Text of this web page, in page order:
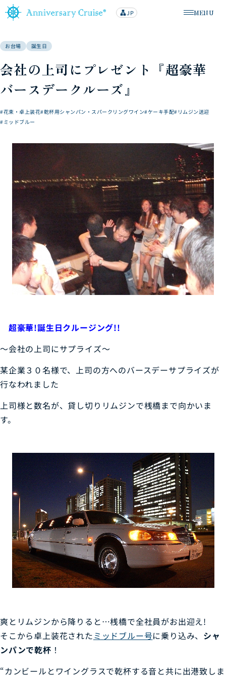
メニューを
MENU
lan
g
JP
お台場 誕生日
会社の上司にプレゼント『超豪華
バースデークルーズ』
#花束・卓上装花#乾杯用シャンパン・スパークリングワイン#ケーキ手配#リムジン送迎
#ミッドブルー
超豪華!誕生日クルージング!!
～会社の上司にサプライズ～
某企業３０名様で、上司の方へのバースデーサプライズが
行なわれました
上司様と数名が、貸し切りリムジンで桟橋まで向かいま
す。
爽とリムジンから降りると…桟橋で全社員がお出迎え!
そこから卓上装花されたミッドブルー号に乗り込み、 シャ
ンパンで乾杯 ！
“カンビールとワイングラスで乾杯する音と共に出港致しま